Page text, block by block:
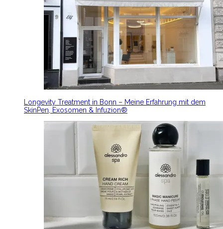
Longevity Treatment in Bonn – Meine Erfahrung mit dem
SkinPen, Exosomen & Infuzion®